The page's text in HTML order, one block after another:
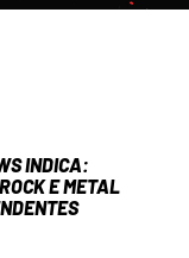
INDICA:
E METAL